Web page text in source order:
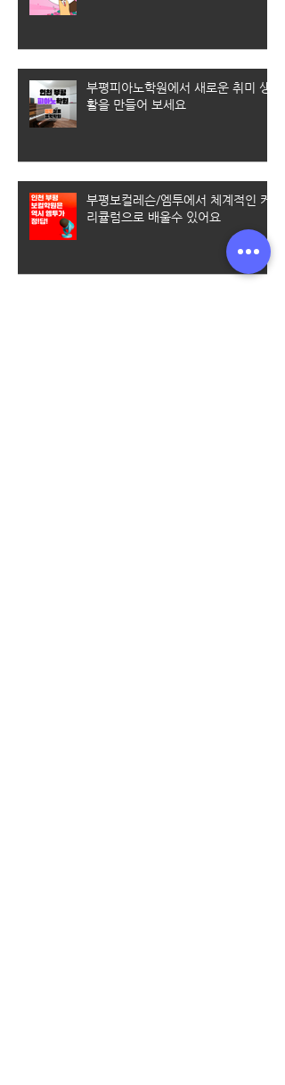
부평피아노학원에서 새로운 취미 생
활을 만들어 보세요
부평보컬레슨/엠투에서 체계적인 커
리큘럼으로 배울수 있어요